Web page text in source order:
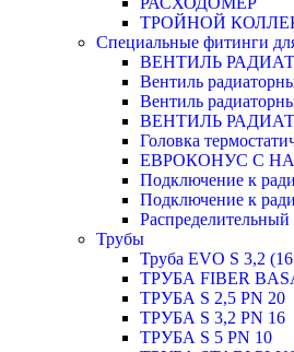
ТРОЙНОЙ
Специальные фитинги
ВЕНТИЛЬ
Вентиль
Вентиль
ВЕНТИЛЬ
Головка
ЕВРОКОНУС С
Подключение к
Подключение к
Распределительный
Трубы
Труба EVO S 3,2
ТРУБА FIBER
ТРУБА S 2,5 PN 20
ТРУБА S 3,2 PN 16
ТРУБА S 5 PN 10